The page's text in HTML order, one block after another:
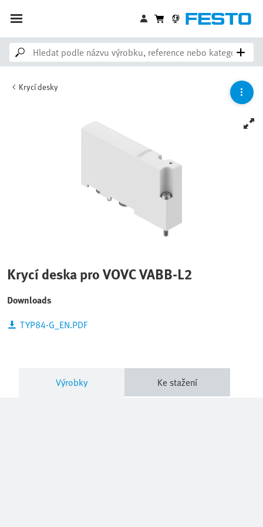
Krycí desky
Krycí deska pro VOVC VABB-L2
Downloads
TYP84-G_EN.PDF
Výrobky Ke stažení